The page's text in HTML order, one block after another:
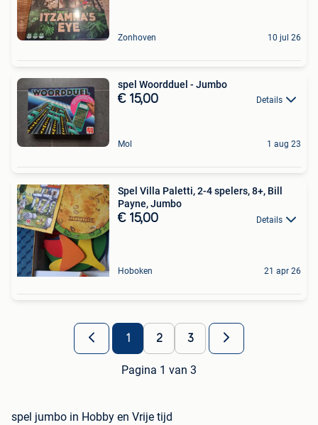
Zonhoven 10 jul 26
spel Woordduel - Jumbo
€ 15,00 Details
Mol 1 aug 23
Spel Villa Paletti, 2-4 spelers, 8+, Bill
Payne, Jumbo
€ 15,00 Details
Hoboken 21 apr 26
1 2 3
Pagina 1 van 3
spel jumbo in Hobby en Vrije tijd